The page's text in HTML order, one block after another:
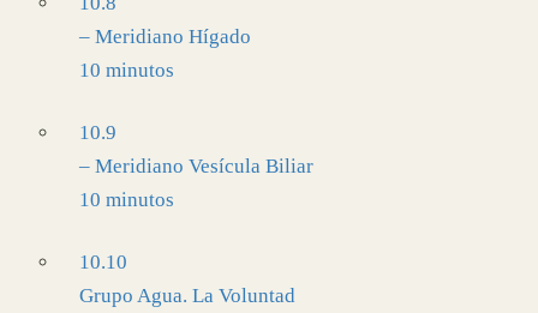
– Meridiano Hígado
10 minutos
10.9
– Meridiano Vesícula Biliar
10 minutos
10.10
Grupo Agua. La Voluntad